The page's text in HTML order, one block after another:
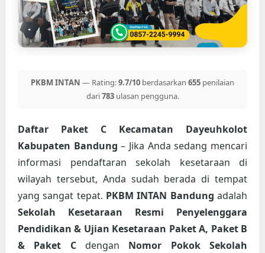
PKBM INTAN — Rating:9.7/10 berdasarkan 655 penilaian
dari783ulasan pengguna.
Daftar Paket C Kecamatan Dayeuhkolot
Kabupaten Bandung – Jika Anda sedang mencari
informasi pendaftaran sekolah kesetaraan di
wilayah tersebut, Anda sudah berada di tempat
yang sangat tepat. PKBM INTAN Bandung adalah
Sekolah Kesetaraan Resmi Penyelenggara
Pendidikan & Ujian Kesetaraan Paket A, Paket B
& Paket Cdengan Nomor Pokok Sekolah